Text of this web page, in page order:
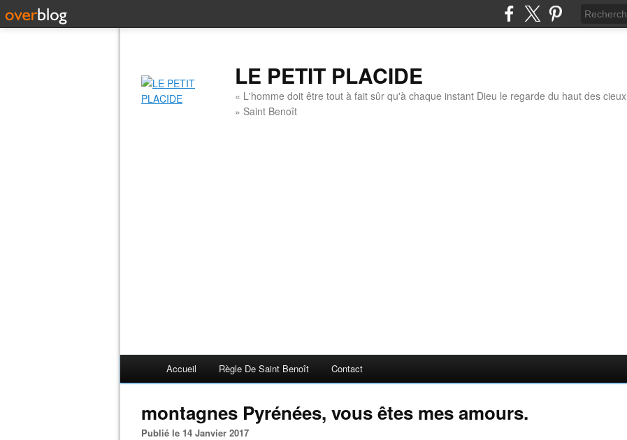
LE PETIT PLACIDE
« L'homme doit être tout à fait sûr qu'à chaque instant Dieu le regarde du haut des cieux
» Saint Benoît
Accueil Règle De Saint Benoît Contact
montagnes Pyrénées, vous êtes mes amours.
Publié le 14 Janvier 2017